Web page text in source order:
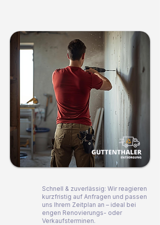
Schnell & zuverlässig: Wir reagieren
kurzfristig auf Anfragen und passen
uns Ihrem Zeitplan an – ideal bei
engen Renovierungs- oder
Verkaufsterminen.